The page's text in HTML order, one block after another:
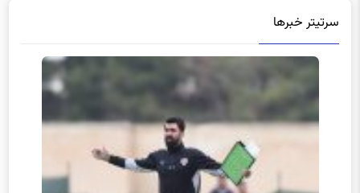
سرتیتر خبرها